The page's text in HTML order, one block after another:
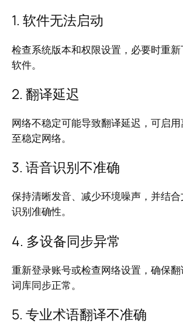
1. 软件无法启动
检查系统版本和权限设置，必要时重
软件。
2. 翻译延迟
网络不稳定可能导致翻译延迟，可启
至稳定网络。
3. 语音识别不准确
保持清晰发音、减少环境噪声，并结
识别准确性。
4. 多设备同步异常
重新登录账号或检查网络设置，确保
词库同步正常。
5. 专业术语翻译不准确